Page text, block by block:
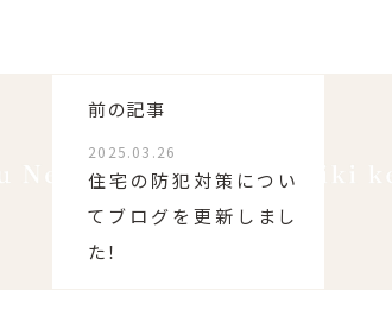
前の記事
2025.03.26
住宅の防犯対策につい
てブログを更新しまし
た！